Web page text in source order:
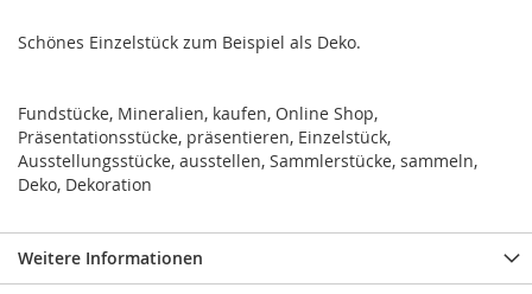
Schönes Einzelstück zum Beispiel als Deko.
Fundstücke, Mineralien, kaufen, Online Shop,
Präsentationsstücke, präsentieren, Einzelstück,
Ausstellungsstücke, ausstellen, Sammlerstücke, sammeln,
Deko, Dekoration
Weitere Informationen